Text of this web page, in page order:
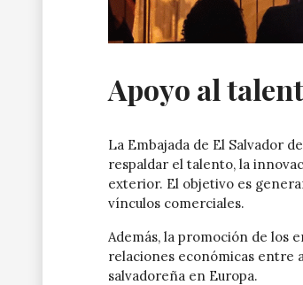
Apoyo al
La Embajada de El Salvador
respaldar el talento, la
exterior. El objetivo es
vínculos comerciales.
Además, la promoción de los
relaciones económicas entre
salvadoreña en Europa.